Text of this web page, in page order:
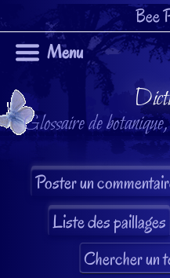
Bee
Menu
Glossaire de
Liste des paillages